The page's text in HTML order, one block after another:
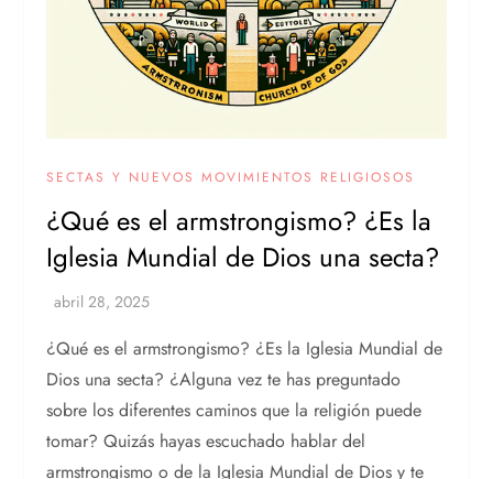
SECTAS Y NUEVOS MOVIMIENTOS RELIGIOSOS
¿Qué es el armstrongismo? ¿Es la
Iglesia Mundial de Dios una secta?
¿Qué es el armstrongismo? ¿Es la Iglesia Mundial de
Dios una secta? ¿Alguna vez te has preguntado
sobre los diferentes caminos que la religión puede
tomar? Quizás hayas escuchado hablar del
armstrongismo o de la Iglesia Mundial de Dios y te